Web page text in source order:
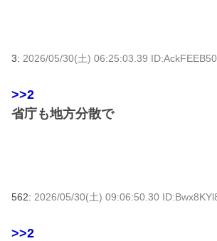
3: 2026/05/30(土) 06:25:03.39 ID:AckFEEB50
>>2
省庁も地方分散で
562: 2026/05/30(土) 09:06:50.30
>>2